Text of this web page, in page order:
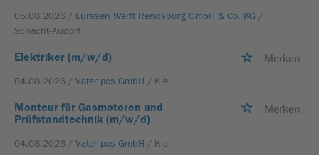
05.08.2026 / Lürssen Werft Rendsburg GmbH & Co. KG /
Schacht-Audorf
Elektriker (m/w/d) Merken
04.08.2026 / Vater pcs GmbH / Kiel
Monteur für Gasmotoren und
Prüfstandtechnik (m/w/d)
Merken
04.08.2026 / Vater pcs GmbH / Kiel